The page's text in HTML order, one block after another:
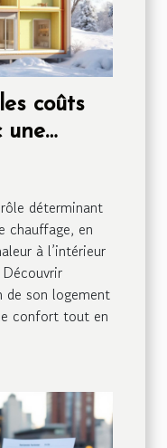
coûts
une
déterminant
chauffage, en
à l’intérieur
de son logement
confort tout en